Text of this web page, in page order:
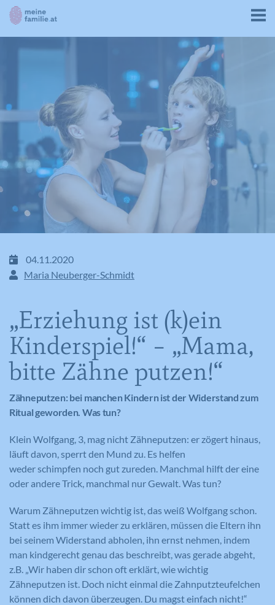
04.11.2020
Maria Neuberger-Schmidt
„Erziehung ist (k)ein
Kinderspiel!“ – „Mama,
bitte Zähne putzen!“
Zähneputzen: bei manchen Kindern ist der Widerstand zum
Ritual geworden. Was tun?
Klein Wolfgang, 3, mag nicht Zähneputzen: er zögert hinaus,
läuft davon, sperrt den Mund zu. Es helfen
weder schimpfen noch gut zureden. Manchmal hilft der eine
oder andere Trick, manchmal nur Gewalt. Was tun?
Warum Zähneputzen wichtig ist, das weiß Wolfgang schon.
Statt es ihm immer wieder zu erklären, müssen die Eltern ihn
bei seinem Widerstand abholen, ihn ernst nehmen, indem
man kindgerecht genau das beschreibt, was gerade abgeht,
z.B. „Wir haben dir schon oft erklärt, wie wichtig
Zähneputzen ist. Doch nicht einmal die Zahnputzteufelchen
können dich davon überzeugen. Du magst einfach nicht!“